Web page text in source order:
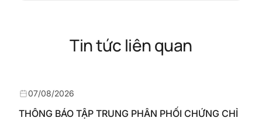
Tin tức liên quan
THÔNG BÁO TẬP TRUNG PHÂN PHỐI CHỨNG CHỈ
07/08/2026